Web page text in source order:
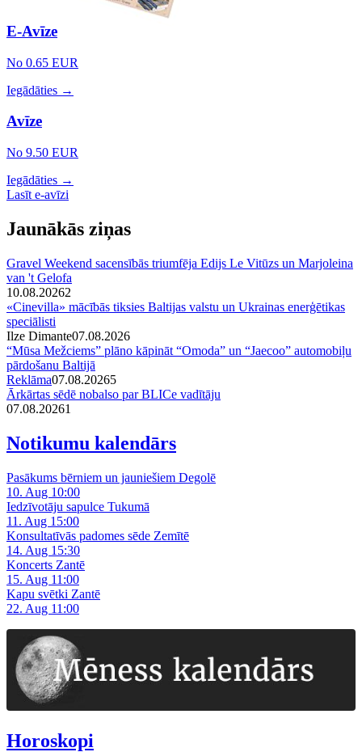
E-Avīze
No 0.65 EUR
Iegādāties →
Avīze
No 9.50 EUR
Iegādāties →
Lasīt e-avīzi
Jaunākās ziņas
Gravel Weekend sacensībās triumfēja Edijs Le Vitūzs un Marjoleina
van 't Gelofa
10.08.20262
«Cinevilla» mācībās tiksies Baltijas valstu un Ukrainas enerģētikas
speciālisti
Ilze Dimante07.08.2026
“Mūsa Mežciems” plāno kāpināt “Omoda” un “Jaecoo” automobiļu
pārdošanu Baltijā
Reklāma07.08.20265
Ārkārtas sēdē nobalso par BLICe vadītāju
07.08.20261
Notikumu kalendārs
Pasākums bērniem un jauniešiem Degolē
10. Aug 10:00
Iedzīvotāju sapulce Tukumā
11. Aug 15:00
Konsultatīvās padomes sēde Zemītē
14. Aug 15:30
Koncerts Zantē
15. Aug 11:00
Kapu svētki Zantē
22. Aug 11:00
Horoskopi